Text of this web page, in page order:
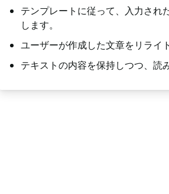
テンプレートに従って、入力され
します。
ユーザーが作成した文章をリライ
テキストの内容を保持しつつ、読